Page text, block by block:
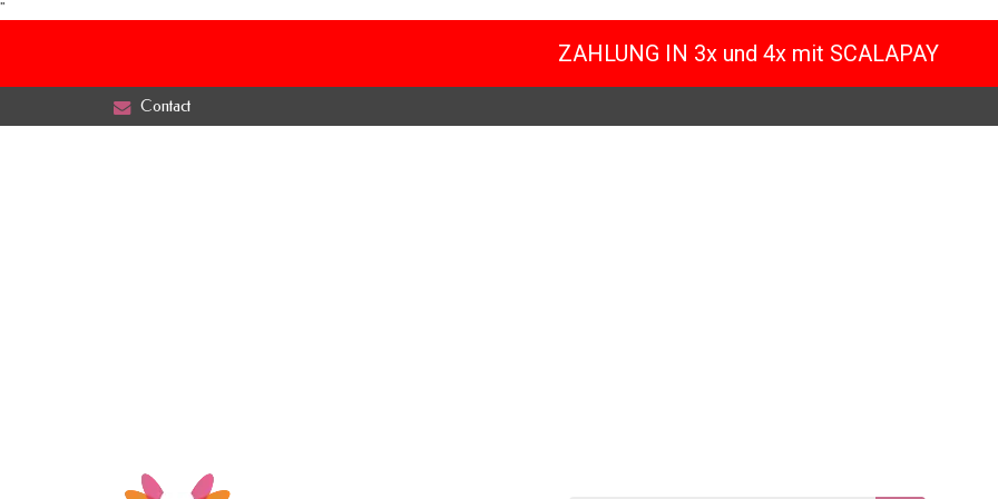
"
ZAHLUNG IN 3x und 4x mit SCALAPAY
Contact